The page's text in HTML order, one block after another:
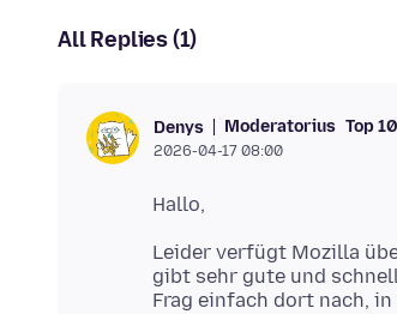
All Replies (1)
Denys Moderatorius Top
2026-04-17 08:00
Leider verfügt Mozilla
gibt sehr gute und
Frag einfach dort nach,